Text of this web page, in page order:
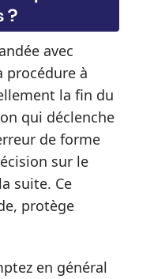
?
avec
procédure à
la fin du
qui déclenche
de forme
sur le
suite. Ce
protège
en général